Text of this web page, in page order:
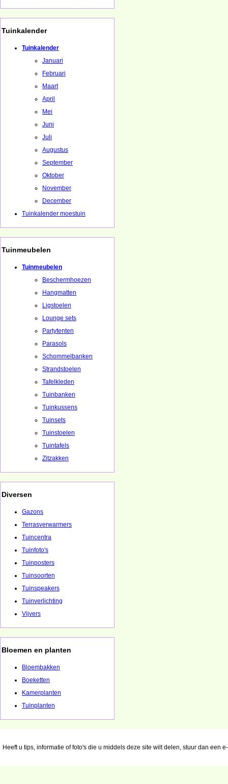
Tuinkalender
Tuinkalender
Januari
Februari
Maart
April
Mei
Juni
Juli
Augustus
September
Oktober
November
December
Tuinkalender moestuin
Tuinmeubelen
Tuinmeubelen
Beschermhoezen
Hangmatten
Ligstoelen
Lounge sets
Partytenten
Parasols
Schommelbanken
Strandstoelen
Tafelkleden
Tuinbanken
Tuinkussens
Tuinsets
Tuinstoelen
Tuintafels
Zitzakken
Diversen
Gazons
Terrasverwarmers
Tuincentra
Tuinfoto's
Tuinposters
Tuinsoorten
Tuinspeakers
Tuinverlichting
Vijvers
Bloemen en planten
Bloembakken
Boeketten
Kamerplanten
Tuinplanten
Heeft u tips, informatie of foto's die u middels deze site wilt delen, stuur dan een